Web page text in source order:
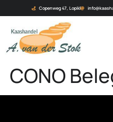
Copenweg 47, Lopik
CONO